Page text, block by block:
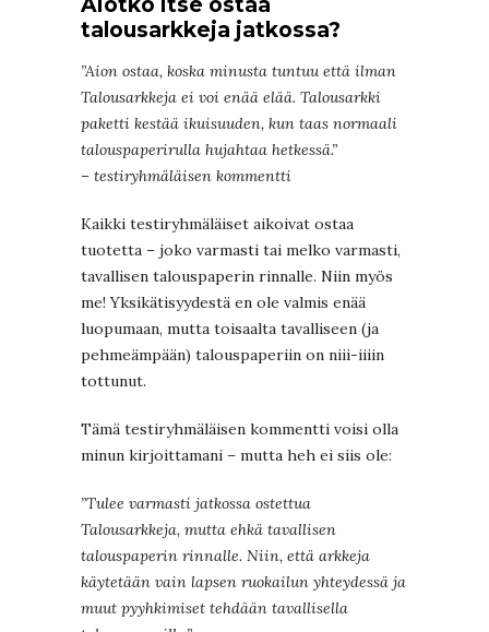
Aiotko itse ostaa
talousarkkeja jatkossa?
”Aion ostaa, koska minusta tuntuu että ilman
Talousarkkeja ei voi enää elää. Talousarkki
paketti kestää ikuisuuden, kun taas normaali
talouspaperirulla hujahtaa hetkessä.”
– testiryhmäläisen kommentti
Kaikki testiryhmäläiset aikoivat ostaa
tuotetta – joko varmasti tai melko varmasti,
tavallisen talouspaperin rinnalle. Niin myös
me! Yksikätisyydestä en ole valmis enää
luopumaan, mutta toisaalta tavalliseen (ja
pehmeämpään) talouspaperiin on niii-iiiin
tottunut.
Tämä testiryhmäläisen kommentti voisi olla
minun kirjoittamani – mutta heh ei siis ole:
”Tulee varmasti jatkossa ostettua
Talousarkkeja, mutta ehkä tavallisen
talouspaperin rinnalle. Niin, että arkkeja
käytetään vain lapsen ruokailun yhteydessä ja
muut pyyhkimiset tehdään tavallisella